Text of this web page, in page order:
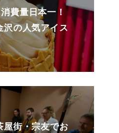
費量日本一！
沢の人気アイス
屋街・宗友でお